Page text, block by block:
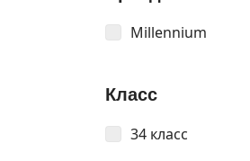
Millennium
Класс
34 класс